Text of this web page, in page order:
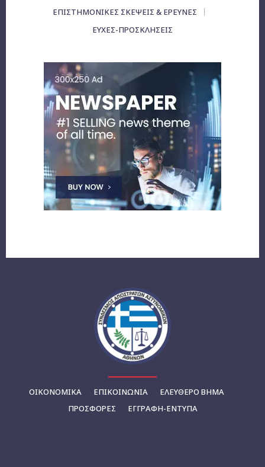
ΕΠΙΣΤΗΜΟΝΙΚΕΣ ΣΚΕΨΕΙΣ & ΕΡΕΥΝΕΣ
ΕΥΧΈΣ-ΠΡΟΣΚΛΉΣΕΙΣ
ΟΙΚΟΝΟΜΙΚΆ ΕΠΙΚΟΙΝΩΝΊΑ
ΕΛΕΥΘΕΡΟ ΒΗΜΑ
ΠΡΟΣΦΟΡΕΣ
ΕΓΓΡΑΦΉ-ΈΝΤΥΠΑ